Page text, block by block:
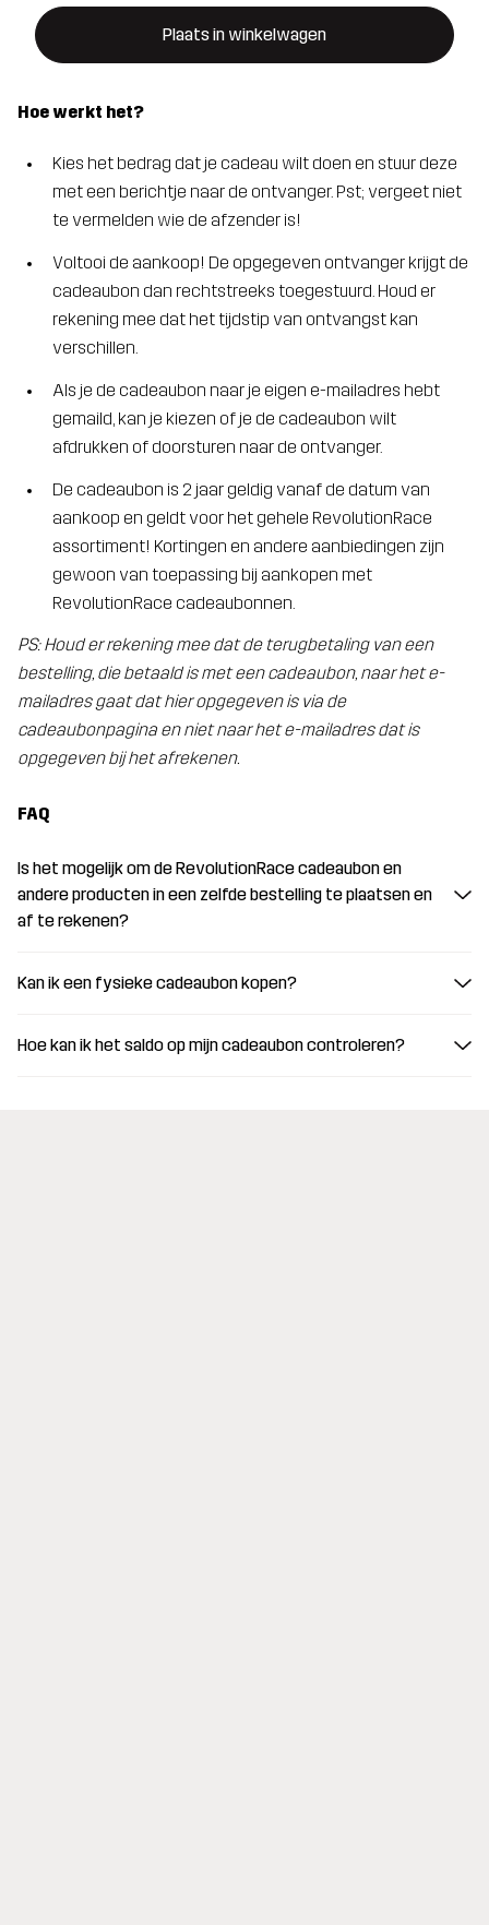
Plaats in winkelwagen
Hoe werkt het?
Kies het bedrag dat je cadeau wilt doen en stuur deze
met een berichtje naar de ontvanger. Pst; vergeet niet
te vermelden wie de afzender is!
Voltooi de aankoop! De opgegeven ontvanger krijgt de
cadeaubon dan rechtstreeks toegestuurd. Houd er
rekening mee dat het tijdstip van ontvangst kan
verschillen.
Als je de cadeaubon naar je eigen e-mailadres hebt
gemaild, kan je kiezen of je de cadeaubon wilt
afdrukken of doorsturen naar de ontvanger.
De cadeaubon is 2 jaar geldig vanaf de datum van
aankoop en geldt voor het gehele RevolutionRace
assortiment! Kortingen en andere aanbiedingen zijn
gewoon van toepassing bij aankopen met
RevolutionRace cadeaubonnen.
PS: Houd er rekening mee dat de terugbetaling van een
bestelling, die betaald is met een cadeaubon, naar het e-
mailadres gaat dat hier opgegeven is via de
cadeaubonpagina en niet naar het e-mailadres dat is
opgegeven bij het afrekenen.
FAQ
Is het mogelijk om de RevolutionRace cadeaubon en
andere producten in een zelfde bestelling te plaatsen en
af te rekenen?
Kan ik een fysieke cadeaubon kopen?
Hoe kan ik het saldo op mijn cadeaubon controleren?